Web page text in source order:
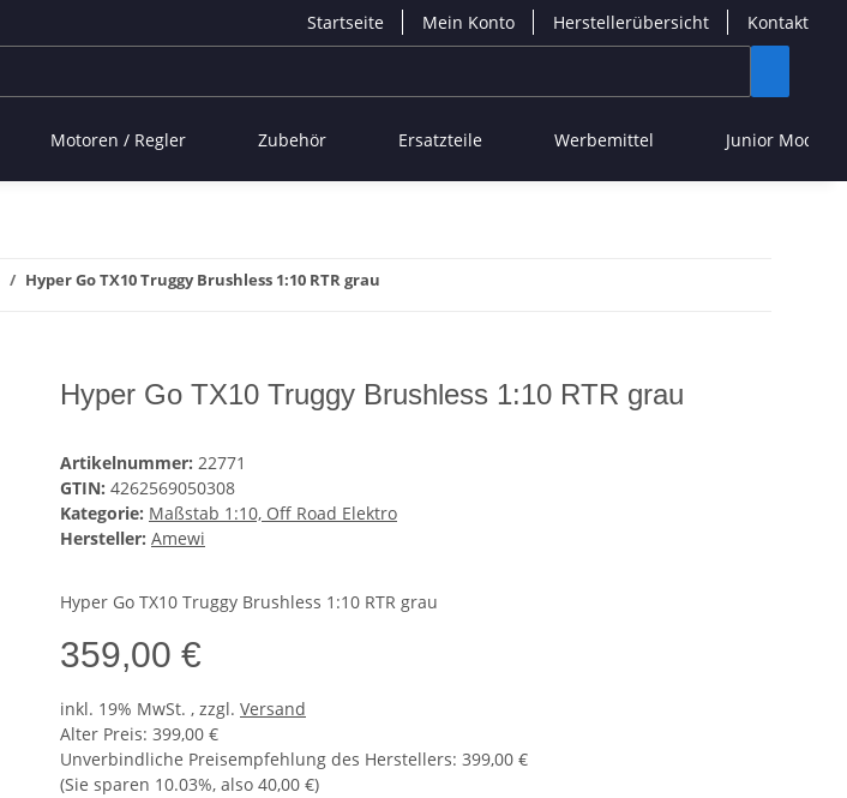
Startseite Mein Konto Herstellerübersicht Kontakt
Motoren / Regler Zubehör Ersatzteile Werbemittel Junior
Hyper Go TX10 Truggy Brushless 1:10 RTR grau
Hyper Go TX10 Truggy Brushless 1:10 RTR grau
Artikelnummer: 22771
GTIN: 4262569050308
Kategorie: Maßstab 1:10, Off Road Elektro
Hersteller: Amewi
Hyper Go TX10 Truggy Brushless 1:10 RTR grau
359,00 €
inkl. 19% MwSt. , zzgl. Versand
Alter Preis: 399,00 €
Unverbindliche Preisempfehlung des Herstellers: 399,00 €
(Sie sparen 10.03%, also 40,00 €)